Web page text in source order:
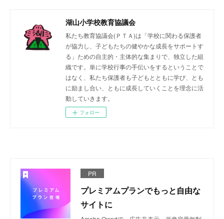
湖山小学校教育協議会
私たち教育協議会(ＰＴＡ)は「学校に関わる保護者
が協力し、子どもたちの健やかな成長をサポートす
る」ための自主的・主体的な集まりで、独立した組
織です。単に学校行事の手伝いをするということで
はなく、私たち保護者も子どもとともに学び、とも
に励まし合い、ともに成長していくことを理念に活
動していきます。
フォロー
PR
プレミアムプランでもっと自由な
サイトに